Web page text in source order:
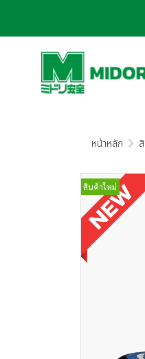
หน้าหลัก
สินค้าใหม่